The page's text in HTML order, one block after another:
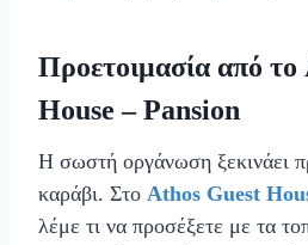
Προετοιμασία από
House – Pansion
Η σωστή οργάνωση ξεκινάει
καράβι. Στο Athos Guest
λέμε τι να προσέξετε με τα